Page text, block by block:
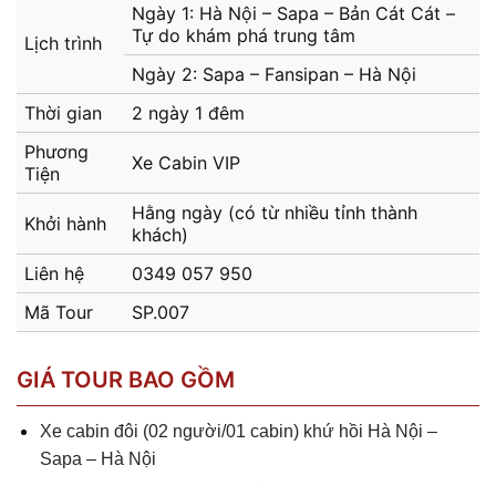
Lịch trình
Ngày 1: Hà Nội – Sapa – Bản Cát Cát –
Tự do khám phá trung tâm
Ngày 2: Sapa – Fansipan – Hà Nội
Thời gian
2 ngày 1 đêm
Phương
Tiện
Xe Cabin VIP
Khởi hành
Hằng ngày (có từ nhiều tỉnh thành
khách)
Liên hệ
0349 057 950
Mã Tour
SP.007
GIÁ TOUR BAO GỒM
Xe cabin đôi (02 người/01 cabin) khứ hồi Hà Nội –
Sapa – Hà Nội